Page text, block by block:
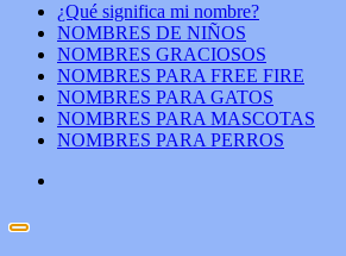
¿Qué significa mi nombre?
NOMBRES DE NIÑOS
NOMBRES GRACIOSOS
NOMBRES PARA FREE FIRE
NOMBRES PARA GATOS
NOMBRES PARA MASCOTAS
NOMBRES PARA PERROS